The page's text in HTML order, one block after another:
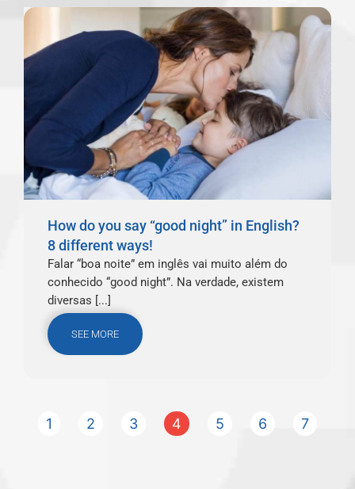
How do you say “good night” in English?
8 different ways!
Falar “boa noite” em inglês vai muito além do
conhecido “good night”. Na verdade, existem
diversas [...]
SEE MORE
1 2 3 4 5 6 7